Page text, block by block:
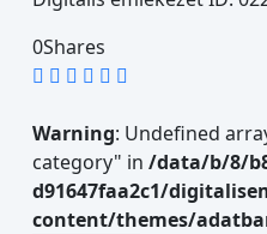
0Shares
Warning: Undefined
category" in /data/b/8/
d91647faa2c1/
content/themes/